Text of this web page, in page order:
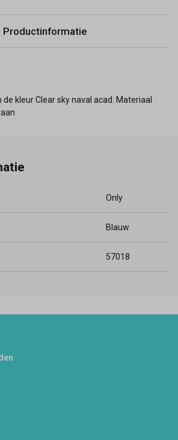
Productinformatie
de kleur Clear sky naval acad. Materiaal
Only
Blauw
57018